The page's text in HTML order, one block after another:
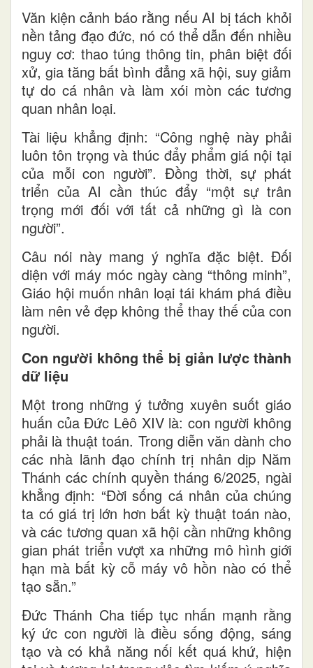
Văn kiện cảnh báo rằng nếu AI bị tách khỏi
nền tảng đạo đức, nó có thể dẫn đến nhiều
nguy cơ: thao túng thông tin, phân biệt đối
xử, gia tăng bất bình đẳng xã hội, suy giảm
tự do cá nhân và làm xói mòn các tương
quan nhân loại.
Tài liệu khẳng định: “Công nghệ này phải
luôn tôn trọng và thúc đẩy phẩm giá nội tại
của mỗi con người”. Đồng thời, sự phát
triển của AI cần thúc đẩy “một sự trân
trọng mới đối với tất cả những gì là con
người”.
Câu nói này mang ý nghĩa đặc biệt. Đối
diện với máy móc ngày càng “thông minh”,
Giáo hội muốn nhân loại tái khám phá điều
làm nên vẻ đẹp không thể thay thế của con
người.
Con người không thể bị giản lược thành
dữ liệu
Một trong những ý tưởng xuyên suốt giáo
huấn của Đức Lêô XIV là: con người không
phải là thuật toán. Trong diễn văn dành cho
các nhà lãnh đạo chính trị nhân dịp Năm
Thánh các chính quyền tháng 6/2025, ngài
khẳng định: “Đời sống cá nhân của chúng
ta có giá trị lớn hơn bất kỳ thuật toán nào,
và các tương quan xã hội cần những không
gian phát triển vượt xa những mô hình giới
hạn mà bất kỳ cỗ máy vô hồn nào có thể
tạo sẵn.”
Đức Thánh Cha tiếp tục nhấn mạnh rằng
ký ức con người là điều sống động, sáng
tạo và có khả năng nối kết quá khứ, hiện